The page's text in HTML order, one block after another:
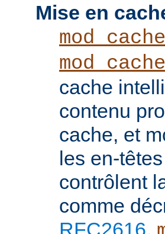
Mise en
mod_cache
cache
contenu
cache, et
les en-
contrôlent
comme
RFC2616.